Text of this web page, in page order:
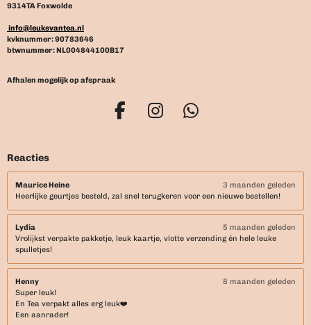
9314TA Foxwolde
info@leuksvantea.nl
kvknummer: 90783646
btwnummer: NL004844100B17
Afhalen mogelijk op afspraak
F
e
o
o
k
I
t
g
r
a
W
t
A
p
p
Reacties
Maurice Heine
3 maanden geleden
Heerlijke geurtjes besteld, zal snel terugkeren voor een nieuwe bestellen!
Lydia
5 maanden geleden
Vrolijkst verpakte pakketje, leuk kaartje, vlotte verzending én hele leuke
spulletjes!
Henny
8 maanden geleden
Super leuk!
En Tea verpakt alles erg leuk❤️
Een aanrader!